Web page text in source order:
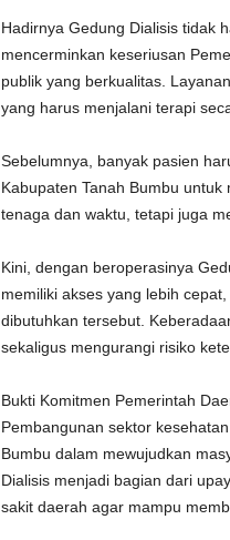
Hadirnya Gedung Dialisis tidak
mencerminkan keseriusan
publik yang berkualitas.
yang harus menjalani terapi
Sebelumnya, banyak pasien
Kabupaten Tanah Bumbu
tenaga dan waktu, tetapi juga
Kini, dengan beroperasinya
memiliki akses yang lebih
dibutuhkan tersebut.
sekaligus mengurangi risiko
Bukti Komitmen Pemerintah
Pembangunan sektor
Bumbu dalam mewujudkan
Dialisis menjadi bagian dari
sakit daerah agar mampu